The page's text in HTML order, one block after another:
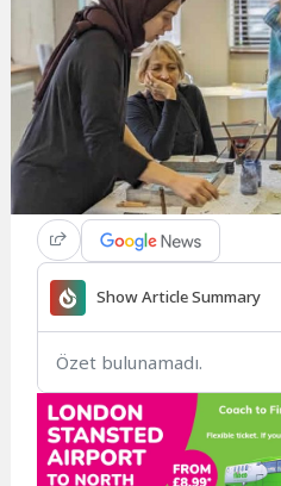
Show Article Summary
Özet bulunamadı.